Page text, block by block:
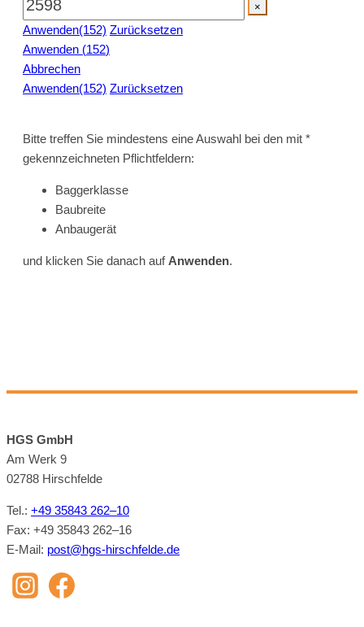
×
Anwenden(152) Zurücksetzen
Anwenden (152)
Abbrechen
Anwenden(152) Zurücksetzen
Bitte treffen Sie mindestens eine Auswahl bei den mit *
gekennzeichneten Pflichtfeldern:
Baggerklasse
Baubreite
Anbaugerät
und klicken Sie danach auf Anwenden.
HGS GmbH
Am Werk 9
02788 Hirsch­felde
Tel.: +49 35843 262–10
Fax: +49 35843 262–16
E‑Mail: post@​hgs-​hirschfelde.​de